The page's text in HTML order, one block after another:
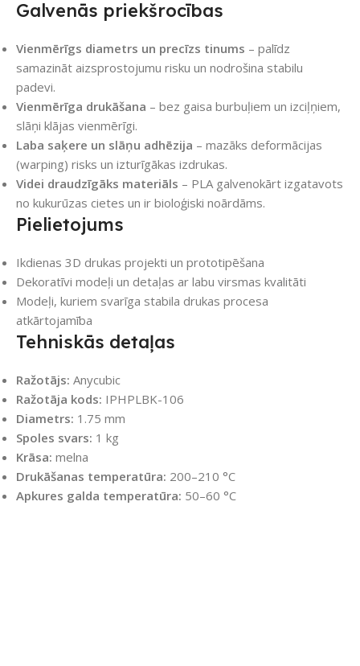
Galvenās priekšrocības
Vienmērīgs diametrs un precīzs tinums – palīdz
samazināt aizsprostojumu risku un nodrošina stabilu
padevi.
Vienmērīga drukāšana – bez gaisa burbuļiem un izciļņiem,
slāņi klājas vienmērīgi.
Laba saķere un slāņu adhēzija – mazāks deformācijas
(warping) risks un izturīgākas izdrukas.
Videi draudzīgāks materiāls – PLA galvenokārt izgatavots
no kukurūzas cietes un ir bioloģiski noārdāms.
Pielietojums
Ikdienas 3D drukas projekti un prototipēšana
Dekoratīvi modeļi un detaļas ar labu virsmas kvalitāti
Modeļi, kuriem svarīga stabila drukas procesa
atkārtojamība
Tehniskās detaļas
Ražotājs: Anycubic
Ražotāja kods: IPHPLBK-106
Diametrs: 1.75 mm
Spoles svars: 1 kg
Krāsa: melna
Drukāšanas temperatūra: 200–210 °C
Apkures galda temperatūra: 50–60 °C